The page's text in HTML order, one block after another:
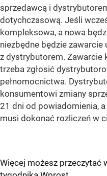
sprzedawcą i
dotychczasową. Jeśli
kompleksowa, a nowa
niezbędne będzie zawarcie
z dystrybutorem. Zawarcie
trzeba zgłosić
pełnomocnictwa.
konsumentowi zmiany
21 dni od powiadomienia,
musi dokonać rozliczeń w
Więcej możesz przeczytać